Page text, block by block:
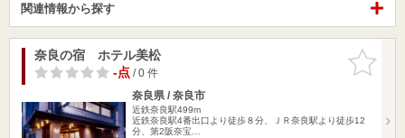
関連情報から探す
お気に入
りに追加
奈良の宿 ホテル美松
-点/ 0 件
奈良県 / 奈良市
近鉄奈良駅499m
近鉄奈良駅4番出口より徒歩８分、ＪＲ奈良駅より徒歩12
分、第2阪奈宝…